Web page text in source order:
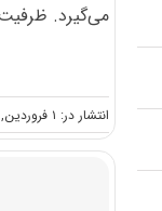
می‌گیرد.
انتشار در: ۱ فروردین, ۱۳۹۶